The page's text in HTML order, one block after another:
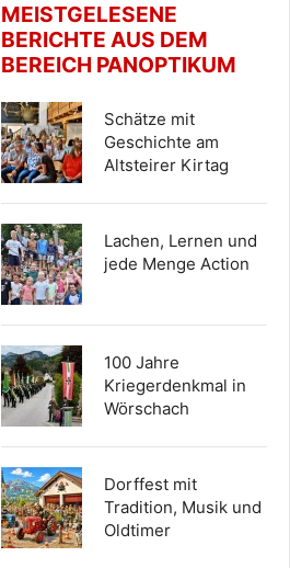
MEISTGELESENE
BERICHTE AUS DEM
BEREICH PANOPTIKUM
Schätze mit
Geschichte am
Altsteirer Kirtag
Lachen, Lernen und
jede Menge Action
100 Jahre
Kriegerdenkmal in
Wörschach
Dorffest mit
Tradition, Musik und
Oldtimer